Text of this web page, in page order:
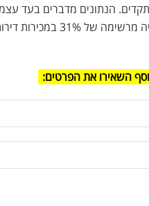
הנתונים מדברים בעד
והתחדשות. ברבעון השלישי של
השאירו את הפרטים: